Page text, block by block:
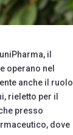
il
operano nel
anche il ruolo
rieletto per il
presso
dove